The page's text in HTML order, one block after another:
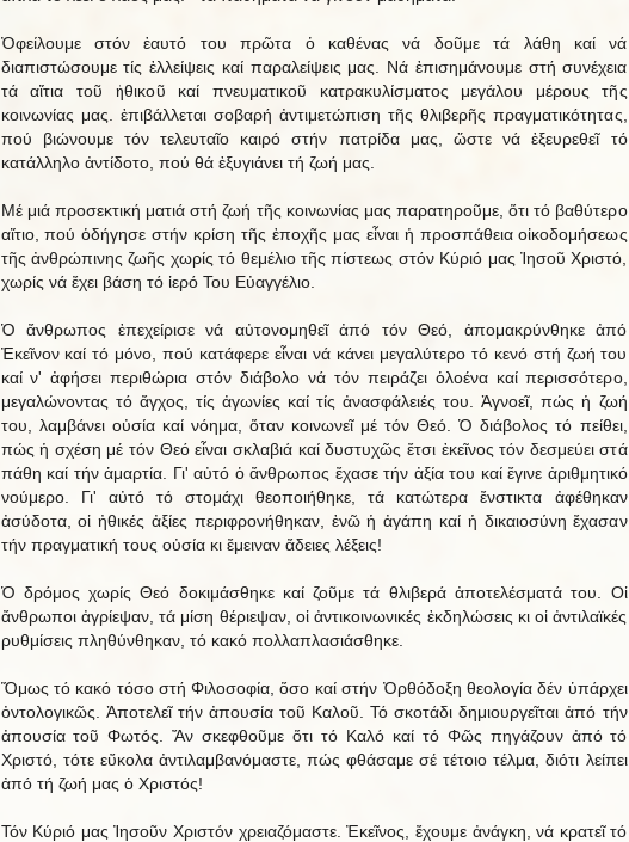
Ὀφείλουμε στόν ἑαυτό του πρῶτα ὁ καθένας νά δοῦμε τά λάθη καί νά
διαπιστώσουμε τίς ἐλλείψεις καί παραλείψεις μας. Νά ἐπισημάνουμε στή συνέχεια
τά αἴτια τοῦ ἠθικοῦ καί πνευματικοῦ κατρακυλίσματος μεγάλου μέρους τῆς
κοινωνίας μας. ἐπιβάλλεται σοβαρή ἀντιμετώπιση τῆς θλιβερῆς πραγματικότητας,
πού βιώνουμε τόν τελευταῖο καιρό στήν πατρίδα μας, ὥστε νά ἐξευρεθεῖ τό
κατάλληλο ἀντίδοτο, πού θά ἐξυγιάνει τή ζωή μας.
Μέ μιά προσεκτική ματιά στή ζωή τῆς κοινωνίας μας παρατηροῦμε, ὅτι τό βαθύτερο
αἴτιο, πού ὁδήγησε στήν κρίση τῆς ἐποχῆς μας εἶναι ἡ προσπάθεια οἰκοδομήσεως
τῆς ἀνθρώπινης ζωῆς χωρίς τό θεμέλιο τῆς πίστεως στόν Κύριό μας Ἰησοῦ Χριστό,
χωρίς νά ἔχει βάση τό ἱερό Του Εὐαγγέλιο.
Ὁ ἄνθρωπος ἐπεχείρισε νά αὐτονομηθεῖ ἀπό τόν Θεό, ἀπομακρύνθηκε ἀπό
Ἐκεῖνον καί τό μόνο, πού κατάφερε εἶναι νά κάνει μεγαλύτερο τό κενό στή ζωή του
καί ν' ἀφήσει περιθώρια στόν διάβολο νά τόν πειράζει ὁλοένα καί περισσότερο,
μεγαλώνοντας τό ἄγχος, τίς ἀγωνίες καί τίς ἀνασφάλειές του. Ἀγνοεῖ, πώς ἡ ζωή
του, λαμβάνει οὐσία καί νόημα, ὅταν κοινωνεῖ μέ τόν Θεό. Ὁ διάβολος τό πείθει,
πώς ἡ σχέση μέ τόν Θεό εἶναι σκλαβιά καί δυστυχῶς ἔτσι ἐκεῖνος τόν δεσμεύει στά
πάθη καί τήν ἁμαρτία. Γι' αὐτό ὁ ἄνθρωπος ἔχασε τήν ἀξία του καί ἔγινε ἀριθμητικό
νούμερο. Γι' αὐτό τό στομάχι θεοποιήθηκε, τά κατώτερα ἔνστικτα ἀφέθηκαν
ἀσύδοτα, οἱ ἠθικές ἀξίες περιφρονήθηκαν, ἐνῶ ἡ ἀγάπη καί ἡ δικαιοσύνη ἔχασαν
τήν πραγματική τους οὐσία κι ἔμειναν ἄδειες λέξεις!
Ὁ δρόμος χωρίς Θεό δοκιμάσθηκε καί ζοῦμε τά θλιβερά ἀποτελέσματά του. Οἱ
ἄνθρωποι ἀγρίεψαν, τά μίση θέριεψαν, οἱ ἀντικοινωνικές ἐκδηλώσεις κι οἱ ἀντιλαϊκές
ρυθμίσεις πληθύνθηκαν, τό κακό πολλαπλασιάσθηκε.
Ὅμως τό κακό τόσο στή Φιλοσοφία, ὅσο καί στήν Ὀρθόδοξη θεολογία δέν ὑπάρχει
ὀντολογικῶς. Ἀποτελεῖ τήν ἀπουσία τοῦ Καλοῦ. Τό σκοτάδι δημιουργεῖται ἀπό τήν
ἀπουσία τοῦ Φωτός. Ἄν σκεφθοῦμε ὅτι τό Καλό καί τό Φῶς πηγάζουν ἀπό τό
Χριστό, τότε εὔκολα ἀντιλαμβανόμαστε, πώς φθάσαμε σέ τέτοιο τέλμα, διότι λείπει
ἀπό τή ζωή μας ὁ Χριστός!
Τόν Κύριό μας Ἰησοῦν Χριστόν χρειαζόμαστε. Ἐκεῖνος, ἔχουμε ἀνάγκη, νά κρατεῖ τό